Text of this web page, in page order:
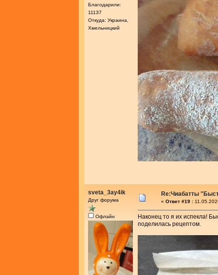
Благодарили:
11137
Откуда: Украина,
Хмельницкий
sveta_3ay4ik
Друг форума
Офлайн
Re:Чиабатты
« Ответ #19 :
Наконец то я их испекла!
поделилась рецептом.